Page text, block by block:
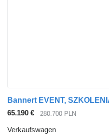
Bannert EVENT,
65.190 €
280.700 PLN
Verkaufswagen